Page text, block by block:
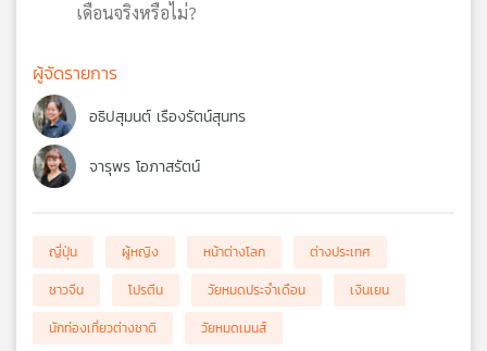
เดือนจริงหรือไม่?
ผู้จัดรายการ
อธิปสุมนต์ เรืองรัตน์สุนทร
จารุพร โอภาสรัตน์
ญี่ปุ่น ผู้หญิง หน้าต่างโลก
ต่างประเทศ
ชาวจีน
โปรตีน วัยหมดประจำเดือน
เงินเยน
นักท่องเที่ยวต่างชาติ
วัยหมดเมนส์